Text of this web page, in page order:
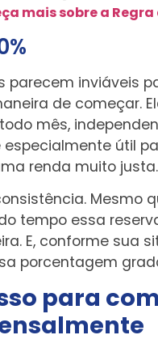
mais sobre a Regra
parecem inviáveis
de começar.
mês,
especialmente útil
renda muito justa.
Mesmo
tempo essa
E, conforme sua
porcentagem
para